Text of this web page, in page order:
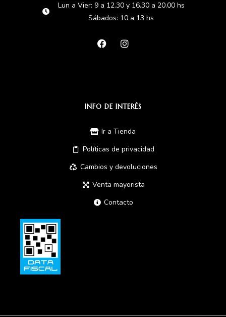
Lun a Vier: 9 a 12.30 y 16.30 a 20.00 hs
Sábados: 10 a 13 hs
INFO DE INTERÉS
Ir a Tienda
Políticas de privacidad
Cambios y devoluciones
Venta mayorista
Contacto